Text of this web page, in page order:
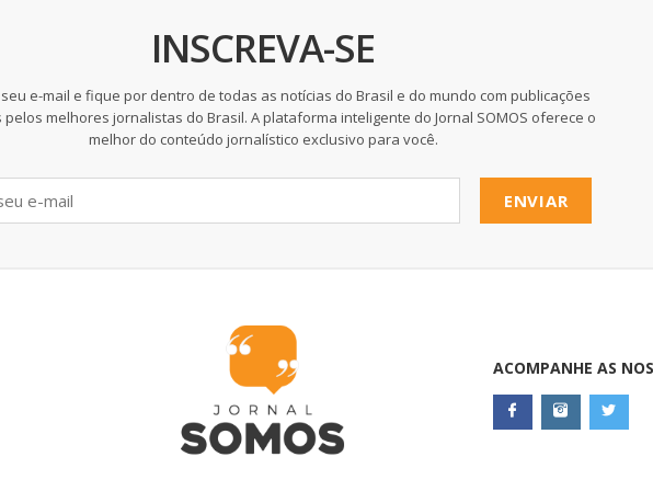
INSCREVA-SE
e-mail e fique por dentro de todas as notícias do Brasil e do mundo com publicações
melhores jornalistas do Brasil. A plataforma inteligente do Jornal SOMOS oferece o
melhor do conteúdo jornalístico exclusivo para você.
ENVIAR
ACOMPANHE AS